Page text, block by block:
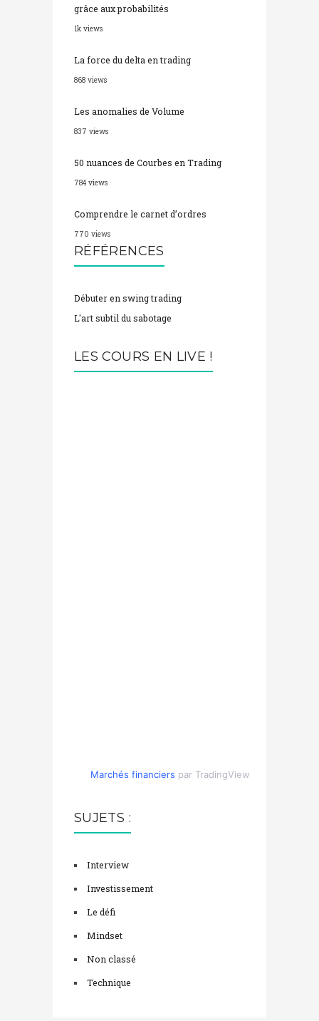
grâce aux probabilités
1k views
La force du delta en trading
868 views
Les anomalies de Volume
837 views
50 nuances de Courbes en Trading
784 views
Comprendre le carnet d’ordres
770 views
RÉFÉRENCES
Débuter en swing trading
L'art subtil du sabotage
LES COURS EN LIVE !
Marchés financiers par TradingView
SUJETS :
Interview
Investissement
Le défi
Mindset
Non classé
Technique